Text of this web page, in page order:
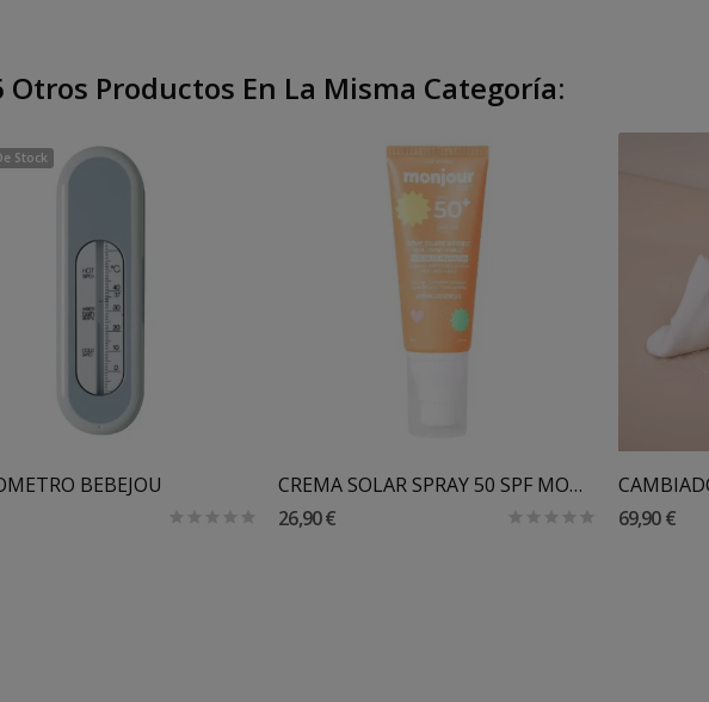
Otros Productos En La Misma Categoría:
Stock
BEBEJOU
CREMA SOLAR SPRAY 50 SPF MONJOUR 100 GR
26,90 €
69,90 €